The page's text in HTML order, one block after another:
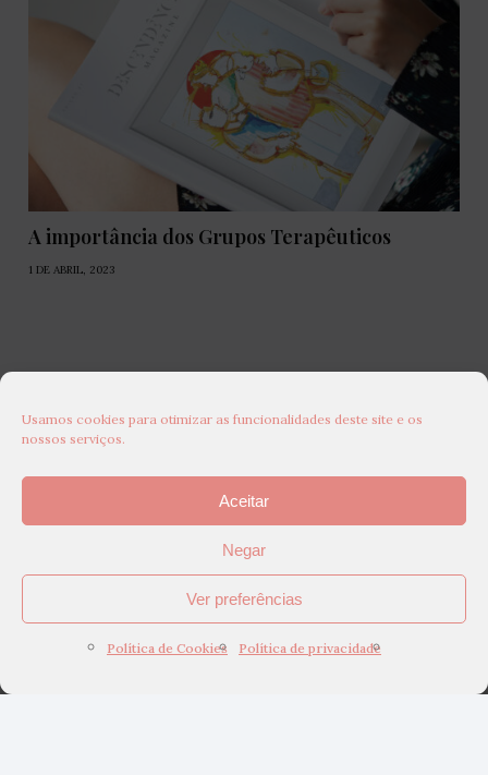
Usamos cookies para otimizar as funcionalidades deste site e os
nossos serviços.
Aceitar
Negar
Ver preferências
Política de Cookies Política de privacidade
A importância dos Grupos Terapêuticos
1 DE ABRIL, 2023